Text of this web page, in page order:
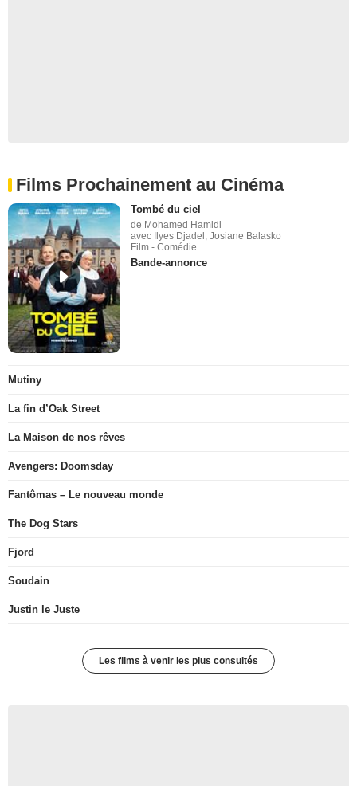
Films Prochainement au Cinéma
Tombé du ciel
de Mohamed Hamidi
avec Ilyes Djadel, Josiane Balasko
Film - Comédie
Bande-annonce
Mutiny
La fin d’Oak Street
La Maison de nos rêves
Avengers: Doomsday
Fantômas – Le nouveau monde
The Dog Stars
Fjord
Soudain
Justin le Juste
Les films à venir les plus consultés